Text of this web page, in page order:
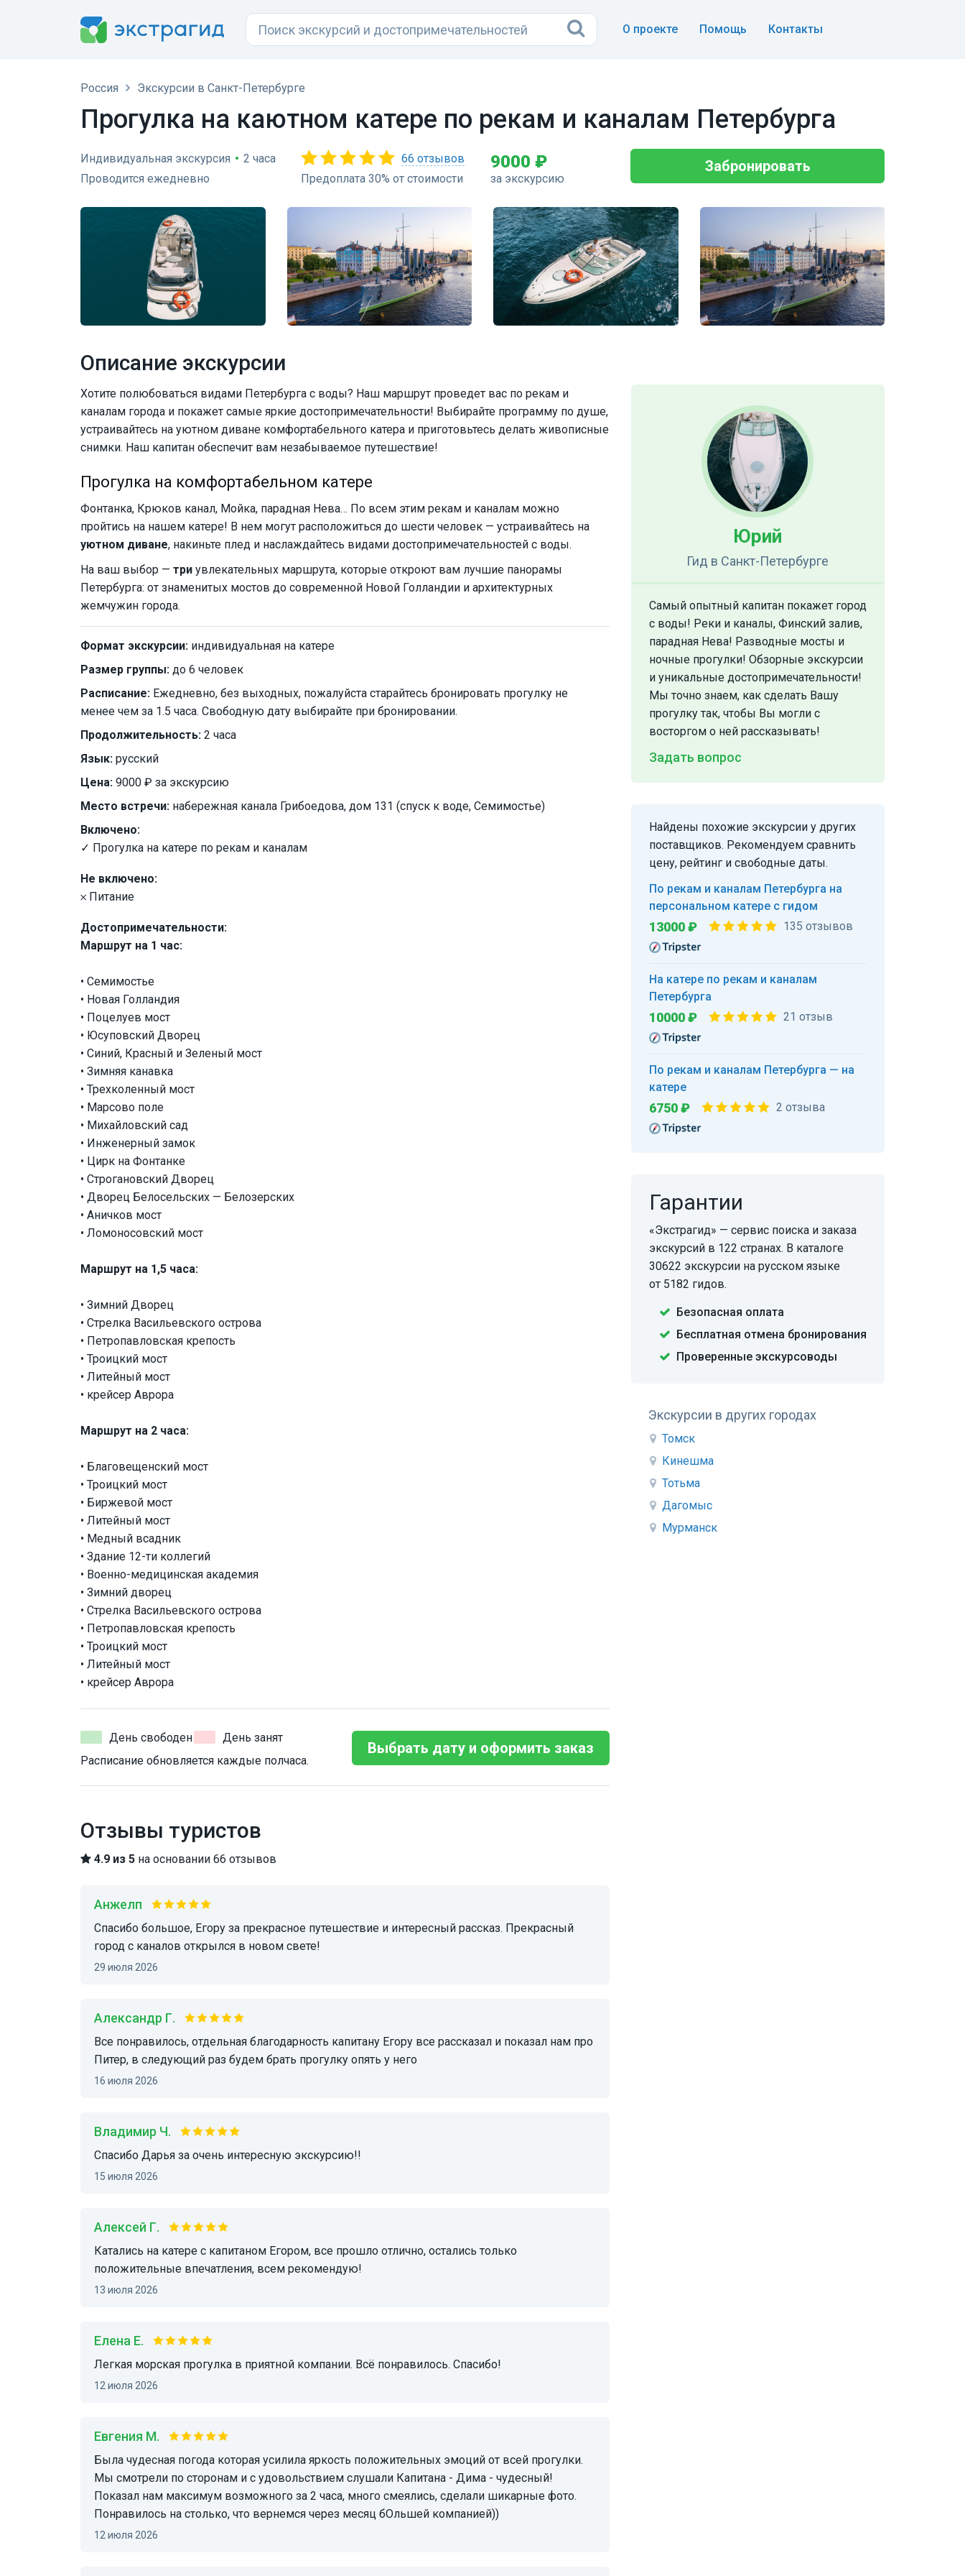
О проекте Помощь Контакты
Россия Экскурсии в Санкт-Петербурге
Прогулка на каютном катере по рекам и каналам Петербурга
Индивидуальная экскурсия • 2 часа
Проводится ежедневно
66 отзывов
Предоплата 30% от стоимости
9000 ₽
за экскурсию
Забронировать
Описание экскурсии
Хотите полюбоваться видами Петербурга с воды? Наш маршрут проведет вас по рекам и
каналам города и покажет самые яркие достопримечательности! Выбирайте программу по душе,
устраивайтесь на уютном диване комфортабельного катера и приготовьтесь делать живописные
снимки. Наш капитан обеспечит вам незабываемое путешествие!
Прогулка на комфортабельном катере
Фонтанка, Крюков канал, Мойка, парадная Нева… По всем этим рекам и каналам можно
пройтись на нашем катере! В нем могут расположиться до шести человек — устраивайтесь на
уютном диване, накиньте плед и наслаждайтесь видами достопримечательностей с воды.
На ваш выбор — три увлекательных маршрута, которые откроют вам лучшие панорамы
Петербурга: от знаменитых мостов до современной Новой Голландии и архитектурных
жемчужин города.
Формат экскурсии: индивидуальная на катере
Размер группы: до 6 человек
Расписание: Ежедневно, без выходных, пожалуйста старайтесь бронировать прогулку не
менее чем за 1.5 часа. Свободную дату выбирайте при бронировании.
Продолжительность: 2 часа
Язык: русский
Цена: 9000 ₽ за экскурсию
Место встречи: набережная канала Грибоедова, дом 131 (спуск к воде, Семимостье)
Включено:
✓ Прогулка на катере по рекам и каналам
Не включено:
𐄂 Питание
Достопримечательности:
Маршрут на 1 час:
• Семимостье
• Новая Голландия
• Поцелуев мост
• Юсуповский Дворец
• Синий, Красный и Зеленый мост
• Зимняя канавка
• Трехколенный мост
• Марсово поле
• Михайловский сад
• Инженерный замок
• Цирк на Фонтанке
• Строгановский Дворец
• Дворец Белосельских — Белозерских
• Аничков мост
• Ломоносовский мост
Маршрут на 1,5 часа:
• Зимний Дворец
• Стрелка Васильевского острова
• Петропавловская крепость
• Троицкий мост
• Литейный мост
• крейсер Аврора
Маршрут на 2 часа:
• Благовещенский мост
• Троицкий мост
• Биржевой мост
• Литейный мост
• Медный всадник
• Здание 12-ти коллегий
• Военно-медицинская академия
• Зимний дворец
• Стрелка Васильевского острова
• Петропавловская крепость
• Троицкий мост
• Литейный мост
• крейсер Аврора
День свободен
День занят
Расписание обновляется каждые полчаса.
Выбрать дату и оформить заказ
Отзывы туристов
4.9 из 5 на основании 66 отзывов
Анжелп
Спасибо большое, Егору за прекрасное путешествие и интересный рассказ. Прекрасный
город с каналов открылся в новом свете!
29 июля 2026
Александр Г.
Все понравилось, отдельная благодарность капитану Егору все рассказал и показал нам про
Питер, в следующий раз будем брать прогулку опять у него
16 июля 2026
Владимир Ч.
Спасибо Дарья за очень интересную экскурсию!!
15 июля 2026
Алексей Г.
Катались на катере с капитаном Егором, все прошло отлично, остались только
положительные впечатления, всем рекомендую!
13 июля 2026
Елена Е.
Легкая морская прогулка в приятной компании. Всё понравилось. Спасибо!
12 июля 2026
Евгения М.
Была чудесная погода которая усилила яркость положительных эмоций от всей прогулки.
Мы смотрели по сторонам и с удовольствием слушали Капитана - Дима - чудесный!
Показал нам максимум возможного за 2 часа, много смеялись, сделали шикарные фото.
Понравилось на столько, что вернемся через месяц бОльшей компанией))
12 июля 2026
Юрий
Гид в Санкт-Петербурге
Самый опытный капитан покажет город
с воды! Реки и каналы, Финский залив,
парадная Нева! Разводные мосты и
ночные прогулки! Обзорные экскурсии
и уникальные достопримечательности!
Мы точно знаем, как сделать Вашу
прогулку так, чтобы Вы могли с
восторгом о ней рассказывать!
Задать вопрос
Найдены похожие экскурсии у других
поставщиков. Рекомендуем сравнить
цену, рейтинг и свободные даты.
По рекам и каналам Петербурга на
персональном катере с гидом
13000 ₽ 135 отзывов
На катере по рекам и каналам
Петербурга
10000 ₽ 21 отзыв
По рекам и каналам Петербурга — на
катере
6750 ₽ 2 отзыва
Гарантии
«Экстрагид» — сервис поиска и заказа
экскурсий в 122 странах. В каталоге
30622 экскурсии на русском языке
от 5182 гидов.
Безопасная оплата
Бесплатная отмена бронирования
Проверенные экскурсоводы
Экскурсии в других городах
Томск
Кинешма
Тотьма
Дагомыс
Мурманск